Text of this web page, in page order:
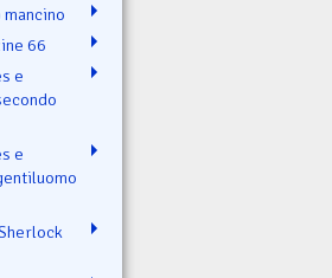
66
e
e